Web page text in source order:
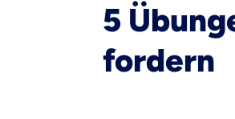
5
fordern
Wozu dürfen